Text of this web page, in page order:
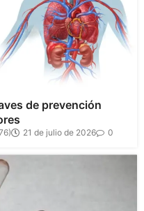
de prevención
21 de julio de 2026 0